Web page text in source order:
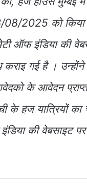
2025 को किया
ऑफ इंडिया की
गई है । उन्होंने
के आवेदन
के हज यात्रियों
की वेबसाइट